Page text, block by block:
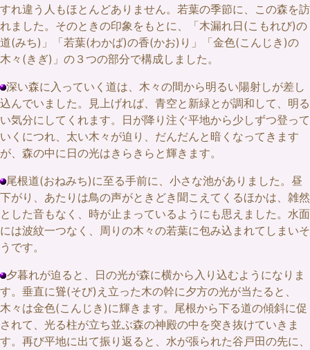
すれ違う人もほとんどありません。若葉の季節に、この森を訪
れました。そのときの印象をもとに、「木漏れ日(こもれび)の
道(みち)」「若葉(わかば)の香(かお)り」「金色(こんじき)の
木々(きぎ)」の３つの部分で構成しました。
深い森に入っていく道は、木々の間から明るい陽射しが差し
込んでいました。見上げれば、青空と新緑とが調和して、明る
い気分にしてくれます。日が降り注ぐ平地から少しずつ登って
いくにつれ、太い木々が迫り、だんだんと暗くなってきます
が、森の中に日の光はきらきらと輝きます。
尾根道(おねみち)に至る手前に、小さな池がありました。昼
下がり、あたりは鳥の声がときどき聞こえてくるほかは、雑然
とした音もなく、時が止まっているようにも思えました。水面
には波紋一つなく、周りの木々の若葉に包み込まれてしまいそ
うです。
夕暮れが迫ると、日の光が森に横から入り込むようになりま
す。垂直に聳(そび)え立った木の幹に夕方の光が当たると、
木々は金色(こんじき)に輝きます。尾根から下る道の傾斜に促
されて、光る柱が立ち並ぶ森の神殿の中を突き抜けていきま
す。再び平地に出て振り返ると、水が張られた谷戸田の先に、